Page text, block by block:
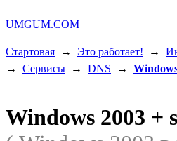
UMGUM.COM
Стартовая → Это работает! →
→ Сервисы → DNS →
Windows 2003 +